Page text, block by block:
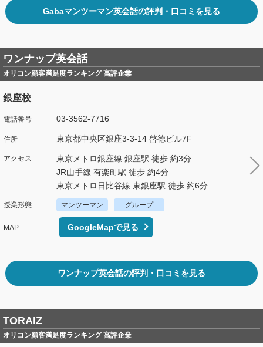
Gabaマンツーマン英会話の評判・口コミを見る
ワンナップ英会話
オリコン顧客満足度ランキング 高評企業
銀座校
03-3562-7716
東京都中央区銀座3-3-14 啓徳ビル7F
東京メトロ銀座線 銀座駅 徒歩 約3分
JR山手線 有楽町駅 徒歩 約4分
東京メトロ日比谷線 東銀座駅 徒歩 約6分
マンツーマン グループ
GoogleMapで見る
ワンナップ英会話の評判・口コミを見る
TORAIZ
オリコン顧客満足度ランキング 高評企業